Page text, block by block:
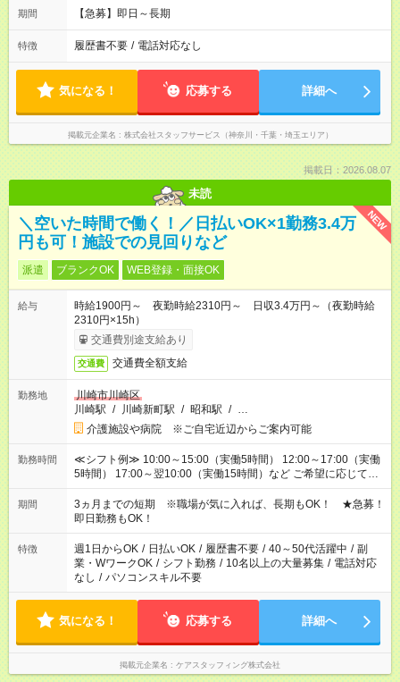
期間 【急募】即日～長期
特徴 履歴書不要 / 電話対応なし
気になる！ 応募する 詳細へ
掲載元企業名 株式会社スタッフサービス（神奈川・千葉・埼玉エリア）
掲載日：2026.08.07
未読
NEW
＼空いた時間で働く！／日払いOK×1勤務3.4万
円も可！施設での見回りなど
派遣 ブランクOK WEB登録・面接OK
給与
時給1900円～ 夜勤時給2310円～ 日収3.4万円～（夜勤時給
2310円×15h）
交通費別途支給あり
交通費 交通費全額支給
勤務地
川崎市川崎区
川崎駅 / 川崎新町駅 / 昭和駅 / …
介護施設や病院 ※ご自宅近辺からご案内可能
勤務時間
≪シフト例≫ 10:00～15:00（実働5時間） 12:00～17:00（実働
5時間） 17:00～翌10:00（実働15時間）など ご希望に応じて、
働く時間は調整できます！ お気軽に担当へ相談ください！
期間
3ヵ月までの短期 ※職場が気に入れば、長期もOK！ ★急募！
即日勤務もOK！
特徴 週1日からOK / 日払いOK / 履歴書不要 / 40～50代活躍中 / 副
業・WワークOK / シフト勤務 / 10名以上の大量募集 / 電話対応
なし / パソコンスキル不要
気になる！ 応募する 詳細へ
掲載元企業名 ケアスタッフィング株式会社